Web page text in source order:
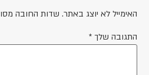
לא יוצג באתר. שדות החובה מסומנים
שלך *